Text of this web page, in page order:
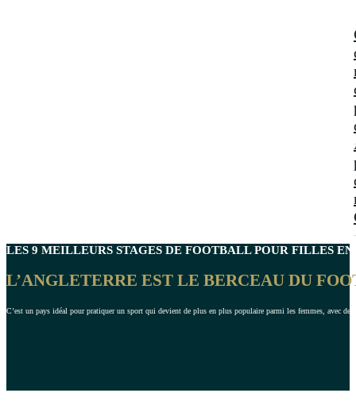
LES 9 MEILLEURS STAGES DE FOOTBALL POUR FILLES EN
L’ANGLETERRE EST LE BERCEAU DU
C’est un pays idéal pour pratiquer un sport qui devient de plus en plus populaire parmi les femmes, avec de